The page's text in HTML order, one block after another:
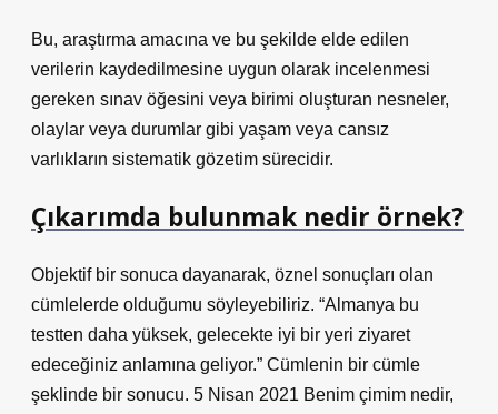
Bu, araştırma amacına ve bu şekilde elde edilen
verilerin kaydedilmesine uygun olarak incelenmesi
gereken sınav öğesini veya birimi oluşturan nesneler,
olaylar veya durumlar gibi yaşam veya cansız
varlıkların sistematik gözetim sürecidir.
Çıkarımda bulunmak nedir örnek?
Objektif bir sonuca dayanarak, öznel sonuçları olan
cümlelerde olduğumu söyleyebiliriz. “Almanya bu
testten daha yüksek, gelecekte iyi bir yeri ziyaret
edeceğiniz anlamına geliyor.” Cümlenin bir cümle
şeklinde bir sonucu. 5 Nisan 2021 Benim çimim nedir,